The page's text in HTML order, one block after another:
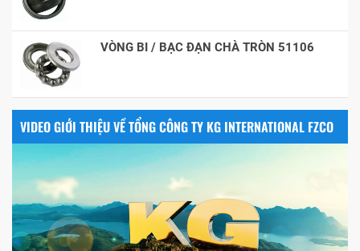
VÒNG BI / BẠC ĐẠN CHÀ TRÒN 51106
VIDEO GIỚI THIỆU VỀ TỔNG CÔNG TY KG INTERNATIONAL FZCO